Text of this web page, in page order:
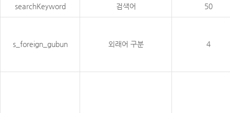
searchKeyword 검색어 50
s_foreign_gubun 외래어 구분 4